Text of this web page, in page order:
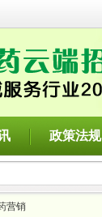
政策法规
营销